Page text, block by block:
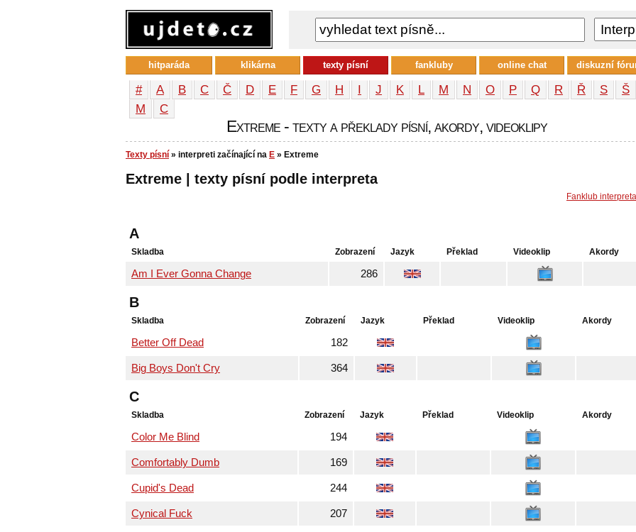
# A B C Č D E F G H I J K L M N O P Q R Ř S Š
М
С
Extreme - texty a překlady písní, akordy, videoklipy
Texty písní » interpreti začínající na E » Extreme
Extreme | texty písní podle interpreta
Fanklub interpreta
A
Skladba Zobrazení Jazyk Překlad Videoklip Akordy
Am I Ever Gonna Change 286
B
Skladba Zobrazení Jazyk Překlad Videoklip Akordy
Better Off Dead 182
Big Boys Don't Cry 364
C
Skladba Zobrazení Jazyk Překlad Videoklip Akordy
Color Me Blind 194
Comfortably Dumb 169
Cupid's Dead 244
Cynical Fuck 207
hitparáda klikárna texty písní fankluby online chat diskuzní